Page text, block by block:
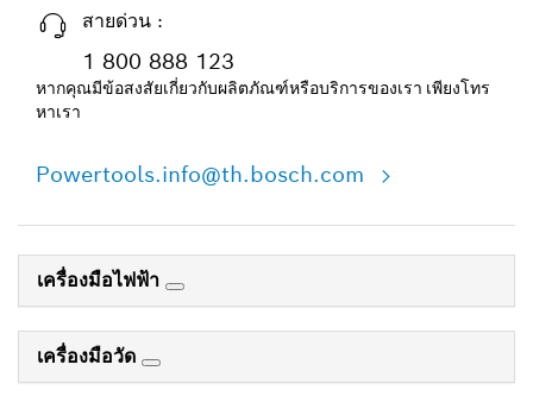
สายด่วน :
1 800 888 123
หากคุณมีข้อสงสัยเกี่ยวกับผลิตภัณฑ์หรือบริการของเรา เพียงโทร
หาเรา
Powertools.info@th.bosch.com
เครื่องมือไฟฟ้า
เครื่องมือวัด